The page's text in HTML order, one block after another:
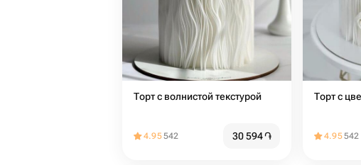
Торт с волнистой текстурой
4.95542 30 594֏
Торт с
4.95542